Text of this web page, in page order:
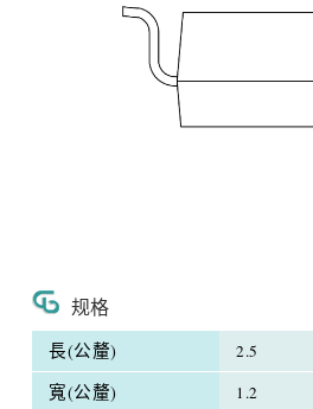
规格
長(公釐) 2.5
寬(公釐) 1.2